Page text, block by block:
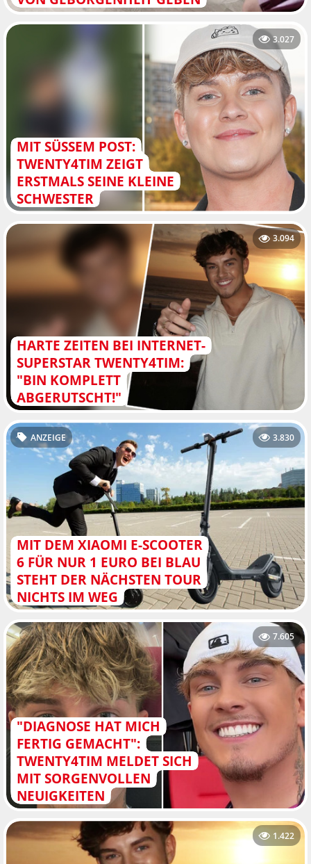
MIT SÜSSEM POST: T
WENTY4TIM ZEIGT E
RSTMALS SEINE KLEINE S
CHWESTER
3.027
HARTE ZEITEN BEI INTERNET-
SUPERSTAR TWENTY4TIM:
"BIN KOMPLETT
ABGERUTSCHT!"
3.094
MIT DEM XIAOMI E-SCOOTER
6 FÜR NUR 1 EURO BEI BLAU
STEHT DER NÄCHSTEN TOUR
NICHTS IM WEG
ANZEIGE 3.830
"DIAGNOSE HAT MICH
FERTIG GEMACHT":
TWENTY4TIM MELDET SICH
MIT SORGENVOLLEN
NEUIGKEITEN
7.605
1.422